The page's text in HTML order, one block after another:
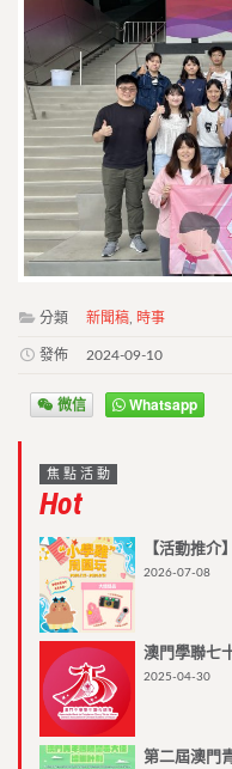
分類 新聞稿 時事
發佈 2024-09-10
微信 Whatsapp
焦點活動
Hot
【活動推介
2026-07-08
澳門學聯七
2025-04-30
第二屆澳門